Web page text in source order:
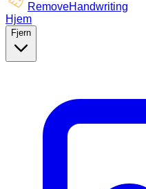
RemoveHandwriting
Hjem
Fjern